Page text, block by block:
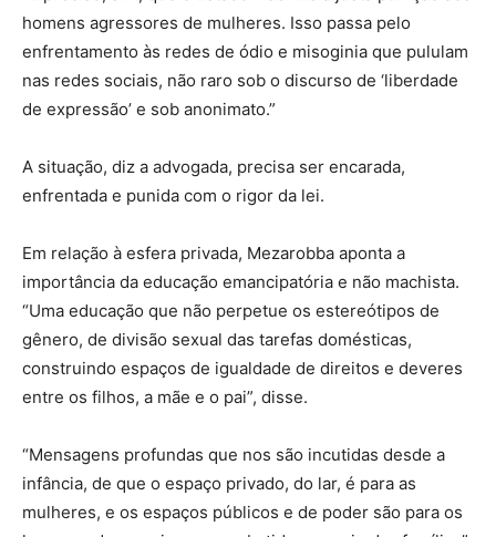
homens agressores de mulheres. Isso passa pelo
enfrentamento às redes de ódio e misoginia que pululam
nas redes sociais, não raro sob o discurso de ‘liberdade
de expressão’ e sob anonimato.”
A situação, diz a advogada, precisa ser encarada,
enfrentada e punida com o rigor da lei.
Em relação à esfera privada, Mezarobba aponta a
importância da educação emancipatória e não machista.
“Uma educação que não perpetue os estereótipos de
gênero, de divisão sexual das tarefas domésticas,
construindo espaços de igualdade de direitos e deveres
entre os filhos, a mãe e o pai”, disse.
“Mensagens profundas que nos são incutidas desde a
infância, de que o espaço privado, do lar, é para as
mulheres, e os espaços públicos e de poder são para os